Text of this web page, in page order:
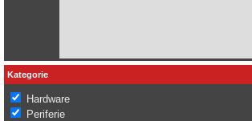
Kategorie
Hardware
Periferie